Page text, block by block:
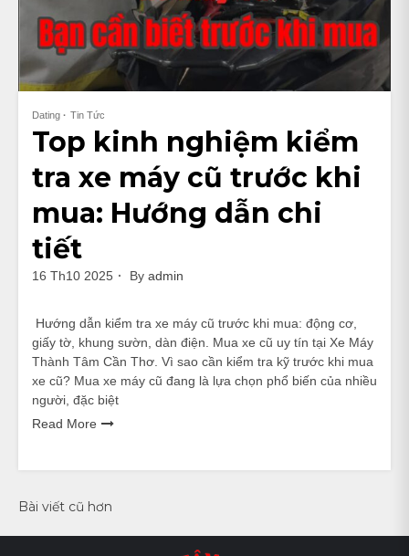
Dating Tin Tức
Top kinh nghiệm kiểm
tra xe máy cũ trước khi
mua: Hướng dẫn chi
tiết
16 Th10 2025 By admin
Hướng dẫn kiểm tra xe máy cũ trước khi mua: động cơ,
giấy tờ, khung sườn, dàn điện. Mua xe cũ uy tín tại Xe Máy
Thành Tâm Cần Thơ. Vì sao cần kiểm tra kỹ trước khi mua
xe cũ? Mua xe máy cũ đang là lựa chọn phổ biến của nhiều
người, đặc biệt
Read More
Điều
Bài viết cũ hơn